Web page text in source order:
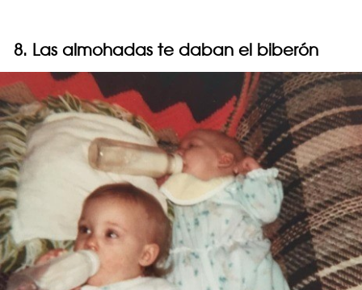
8. Las almohadas te daban el biberón